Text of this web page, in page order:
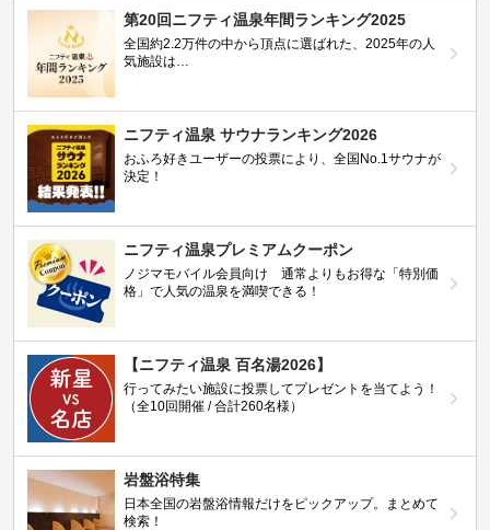
第20回ニフティ温泉年間ランキング2025
全国約2.2万件の中から頂点に選ばれた、2025年の人
気施設は…
ニフティ温泉 サウナランキング2026
おふろ好きユーザーの投票により、全国No.1サウナが
決定！
ニフティ温泉プレミアムクーポン
ノジマモバイル会員向け 通常よりもお得な「特別価
格」で人気の温泉を満喫できる！
【ニフティ温泉 百名湯2026】
行ってみたい施設に投票してプレゼントを当てよう！
（全10回開催 / 合計260名様）
岩盤浴特集
日本全国の岩盤浴情報だけをピックアップ。まとめて
検索！